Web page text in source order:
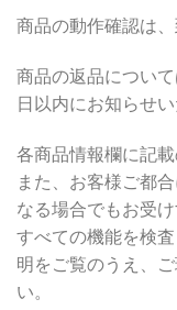
商品の動作確認は
商品の返品につい
日以内にお知らせ
各商品情報欄に記
また、お客様ご都
なる場合でもお受
すべての機能を検
明をご覧のうえ、
い。